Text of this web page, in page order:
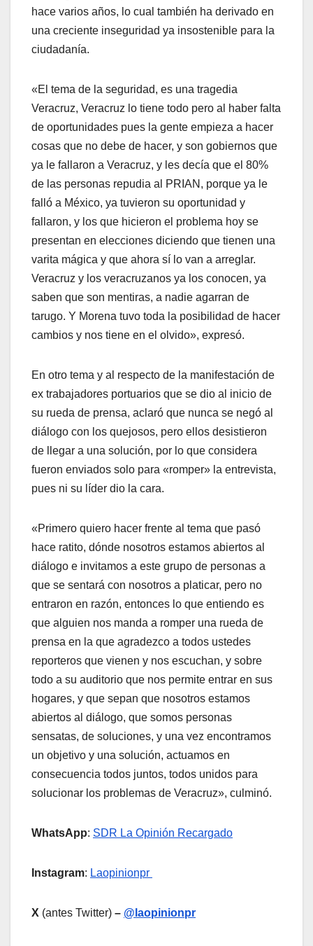
hace varios años, lo cual también ha derivado en
una creciente inseguridad ya insostenible para la
ciudadanía.
«El tema de la seguridad, es una tragedia
Veracruz, Veracruz lo tiene todo pero al haber falta
de oportunidades pues la gente empieza a hacer
cosas que no debe de hacer, y son gobiernos que
ya le fallaron a Veracruz, y les decía que el 80%
de las personas repudia al PRIAN, porque ya le
falló a México, ya tuvieron su oportunidad y
fallaron, y los que hicieron el problema hoy se
presentan en elecciones diciendo que tienen una
varita mágica y que ahora sí lo van a arreglar.
Veracruz y los veracruzanos ya los conocen, ya
saben que son mentiras, a nadie agarran de
tarugo. Y Morena tuvo toda la posibilidad de hacer
cambios y nos tiene en el olvido», expresó.
En otro tema y al respecto de la manifestación de
ex trabajadores portuarios que se dio al inicio de
su rueda de prensa, aclaró que nunca se negó al
diálogo con los quejosos, pero ellos desistieron
de llegar a una solución, por lo que considera
fueron enviados solo para «romper» la entrevista,
pues ni su líder dio la cara.
«Primero quiero hacer frente al tema que pasó
hace ratito, dónde nosotros estamos abiertos al
diálogo e invitamos a este grupo de personas a
que se sentará con nosotros a platicar, pero no
entraron en razón, entonces lo que entiendo es
que alguien nos manda a romper una rueda de
prensa en la que agradezco a todos ustedes
reporteros que vienen y nos escuchan, y sobre
todo a su auditorio que nos permite entrar en sus
hogares, y que sepan que nosotros estamos
abiertos al diálogo, que somos personas
sensatas, de soluciones, y una vez encontramos
un objetivo y una solución, actuamos en
consecuencia todos juntos, todos unidos para
solucionar los problemas de Veracruz», culminó.
WhatsApp: SDR La Opinión Recargado
Instagram: Laopinionpr
X (antes Twitter) – @laopinionpr